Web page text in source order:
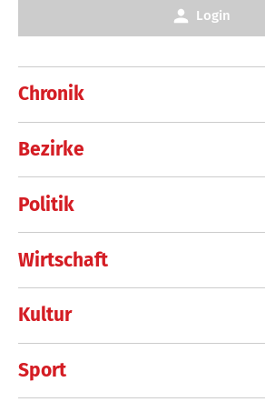
Chronik
Bezirke
Politik
Wirtschaft
Kultur
Sport
Login